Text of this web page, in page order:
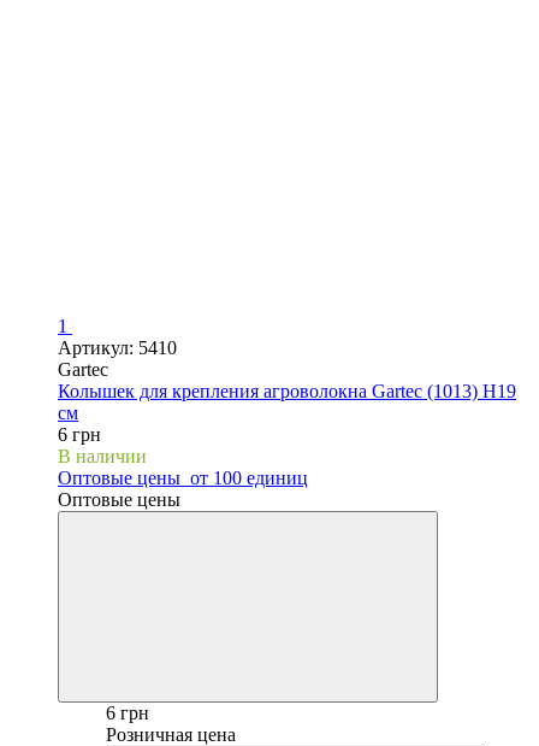
1
Артикул: 5410
Gartec
Колышек для крепления агроволокна Gartec (1013) H19
см
6 грн
В наличии
Оптовые цены от 100 единиц
Оптовые цены
6 грн
Розничная цена